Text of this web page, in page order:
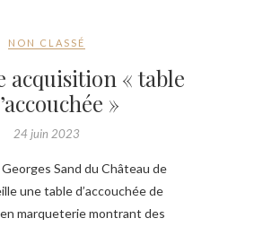
NON CLASSÉ
acquisition « table
»
24 juin 2023
Sand du Château de
une table d’accouchée de
marqueterie montrant des